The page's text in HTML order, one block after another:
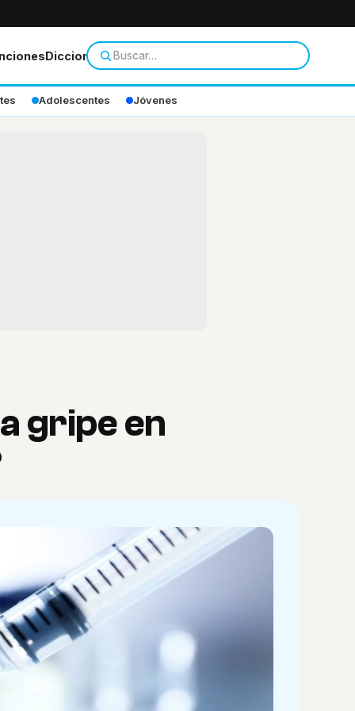
Diccionario
Adolescentes Jóvenes
gripe en